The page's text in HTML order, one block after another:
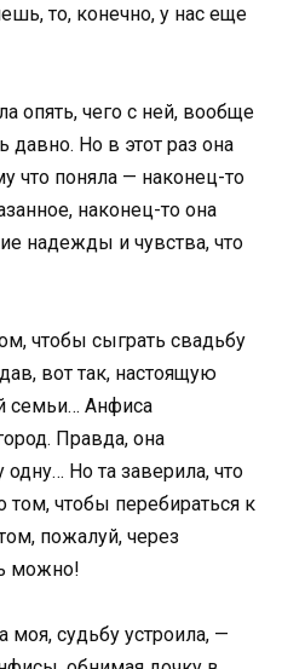
то, конечно, у нас еще
опять, чего с ней, вообще
давно. Но в этот раз она
что поняла — наконец-то
наконец-то она
надежды и чувства, что
чтобы сыграть свадьбу
вот так, настоящую
семьи… Анфиса
Правда, она
Но та заверила, что
том, чтобы перебираться к
пожалуй, через
можно!
моя, судьбу устроила, —